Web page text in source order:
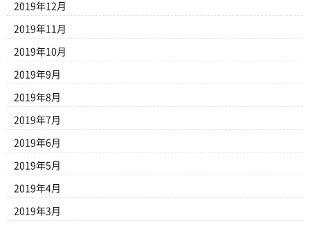
2019年12月
2019年11月
2019年10月
2019年9月
2019年8月
2019年7月
2019年6月
2019年5月
2019年4月
2019年3月